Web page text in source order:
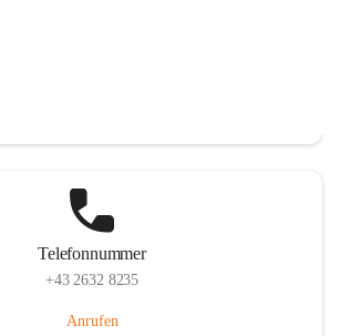
Telefonnummer
+43 2632 8235
Anrufen